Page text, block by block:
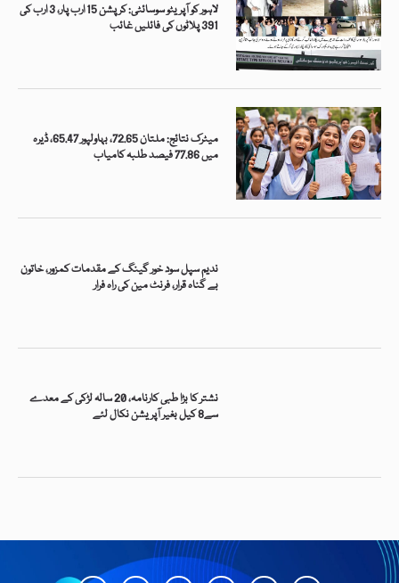
لاہور کو آپریٹو سوسائٹی: کرپشن 15 ارب پار، 3 ارب کی
391 پلاٹوں کی فائلیں غائب
میٹرک نتائج: ملتان 72.65، بہاولپور 65.47، ڈیرہ
میں 77.86 فیصد طلبہ کامیاب
ندیم سپل سود خور گینگ کے مقدمات کمزور، خاتون
بے گناہ قرار، فرنٹ مین کی راہ فرار
نشتر کا بڑا طبی کارنامہ، 20 سالہ لڑکی کے معدے
سے8 کیل بغیر آپریشن نکال لئے